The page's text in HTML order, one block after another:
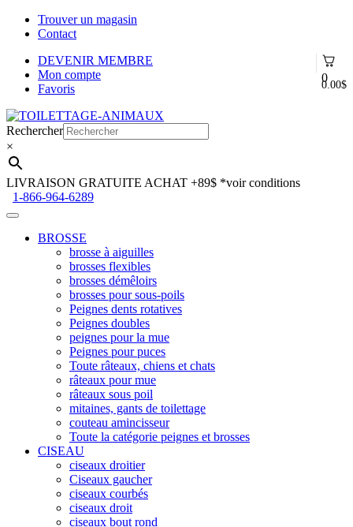
Trouver un magasin
Contact
0
0.00$
DEVENIR MEMBRE
Mon compte
Favoris
Aller
à
la
navigation
Aller
au
contenu
Rechercher
×
LIVRAISON GRATUITE ACHAT +89$ *voir conditions
1-866-964-6289
BROSSE
brosse à aiguilles
brosses flexibles
brosses démêloirs
brosses pour sous-poils
Peignes dents rotatives
Peignes doubles
peignes pour la mue
Peignes pour puces
Toute râteaux, chiens et chats
râteaux pour mue
râteaux sous poil
mitaines, gants de toilettage
couteau amincisseur
Toute la catégorie peignes et brosses
CISEAU
ciseaux droitier
Ciseaux gaucher
ciseaux courbés
ciseaux droit
ciseaux bout rond